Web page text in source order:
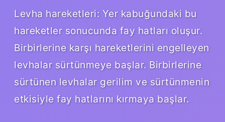
Levha hareketleri: Yer kabuğundaki bu
hareketler sonucunda fay hatları oluşur.
Birbirlerine karşı hareketlerini engelleyen
levhalar sürtünmeye başlar. Birbirlerine
sürtünen levhalar gerilim ve sürtünmenin
etkisiyle fay hatlarını kırmaya başlar.